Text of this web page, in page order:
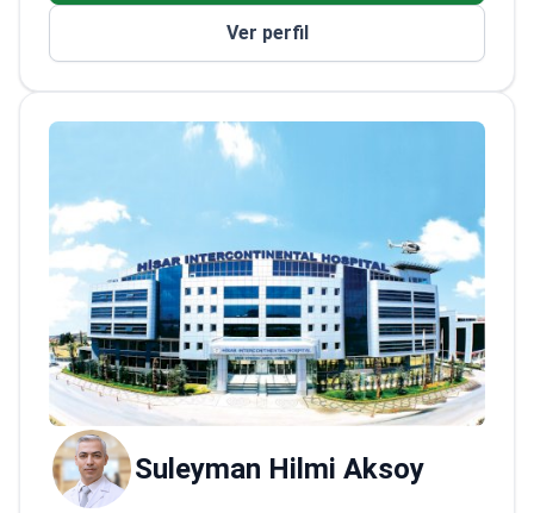
Interpreta imágenes avanzadas, incluyendo
Realiza punciones lumbares para estudiar
el líquido cefalorraquídeo en afecciones
Ver perfil
Suleyman Hilmi Aksoy